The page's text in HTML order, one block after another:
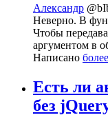
Александр
Неверно. В
Чтобы
аргументом в
Написано
Есть ли
без